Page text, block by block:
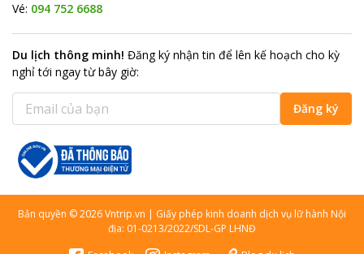
Vé: 094 752 6688
Du lịch thông minh! Đăng ký nhận tin để lên kế hoạch cho kỳ
nghỉ tới ngay từ bây giờ:
Đăng ký
Bản quyền ©2026Vntrip.vn | Giấy phép kinh doanh dịch vụ lữ hành Nội
địa: 01-0213/2022/SDL-GP LHNĐ